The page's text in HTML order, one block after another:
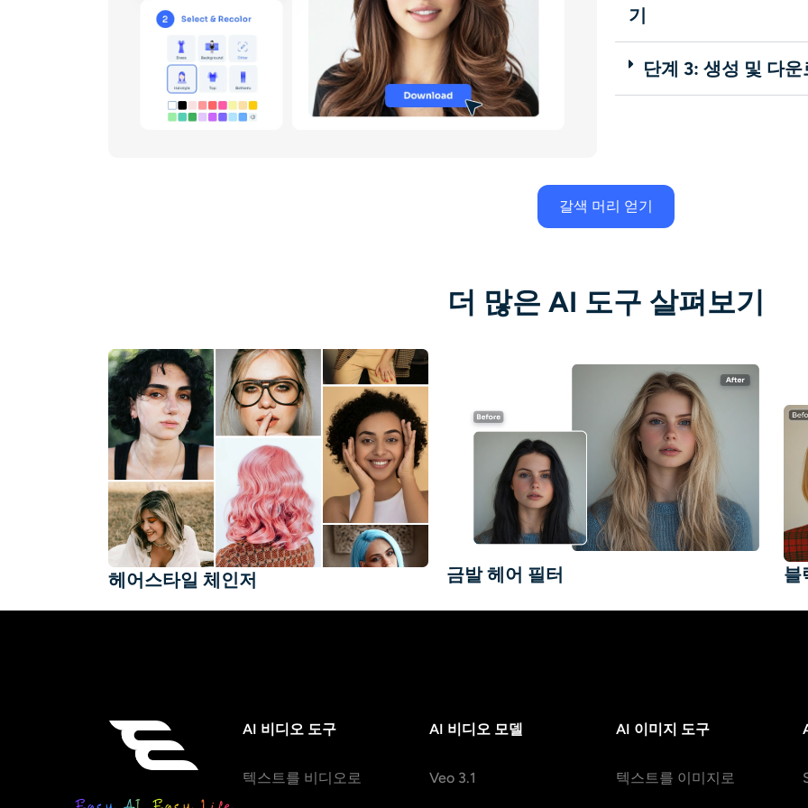
기
단계 3: 생성 및 다운
갈색 머리 얻기
더 많은 AI 도구 살펴보기
헤어스타일 체인저 금발 헤어 필터 블
AI 비디오 도구
텍스트를 비디오로
AI 비디오 모델
Veo 3.1
AI 이미지 도구
텍스트를 이미지로